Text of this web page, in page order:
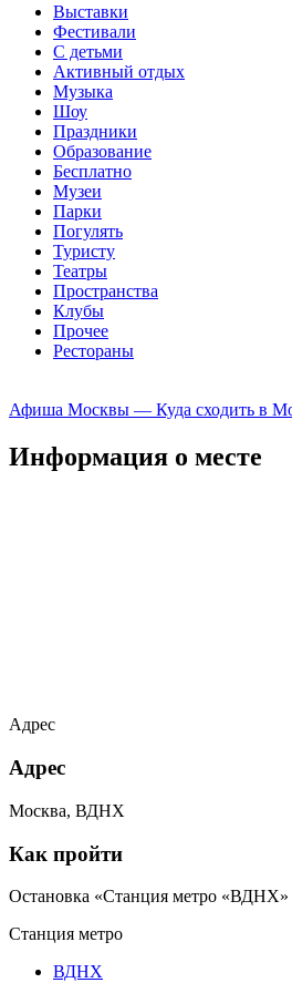
Выставки
Фестивали
С детьми
Активный отдых
Музыка
Шоу
Праздники
Образование
Бесплатно
Музеи
Парки
Погулять
Туристу
Театры
Пространства
Клубы
Прочее
Рестораны
Афиша Москвы — Куда сходить в
Информация о месте
Адрес
Адрес
Москва, ВДНХ
Как пройти
Остановка «Станция метро
Станция метро
ВДНХ